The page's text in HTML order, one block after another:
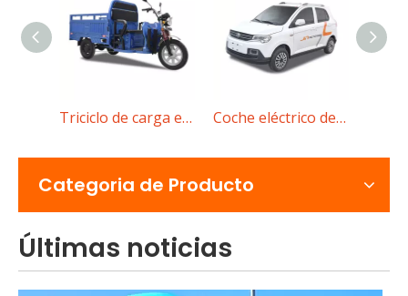
Triciclo de carga eléctrico C-QL150 Coche eléctrico de baja velocidad D90
Categoria de Producto
Últimas noticias
Rickshaw eléctrico versus triciclo eléctrico de pasajeros para transporte urbano
Compare los rickshaws eléctricos con los triciclos